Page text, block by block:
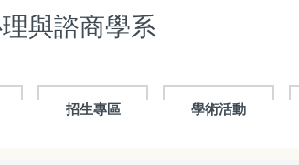
與諮商學系
招生專區 學術活動